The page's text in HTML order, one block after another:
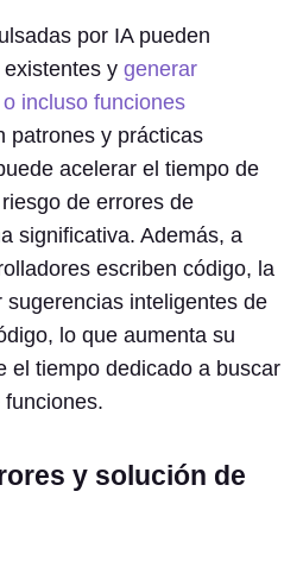
por IA pueden
y generar
incluso funciones
patrones y prácticas
acelerar el tiempo de
de errores de
significativa. Además, a
escriben código, la
sugerencias inteligentes de
lo que aumenta su
el tiempo dedicado a buscar
y solución de